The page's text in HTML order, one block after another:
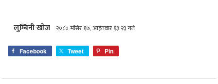
लुम्बिनी खोज २०८० मंसिर १७, आईतवार १३:२३ गते
Facebook Tweet Pin